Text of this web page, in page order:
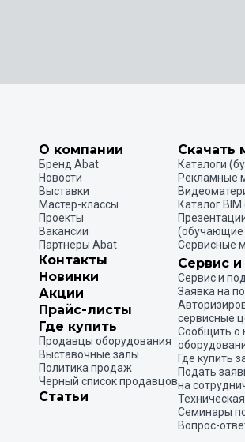
О компании
Бренд Abat
Новости
Выставки
Мастер-классы
Проекты
Вакансии
Партнеры Abat
Контакты
Новинки
Акции
Прайс-листы
Где купить
Продавцы оборудования
Выставочные залы
Политика продаж
Черный список продавцов
Статьи
Скачать
Каталоги
Рекламные
Каталог
(обучающие
Сервисные
Сервис
Сервис и
Заявка на
сервисные
Сообщить о
Где купить
Подать
на
Семинары
Вопрос-